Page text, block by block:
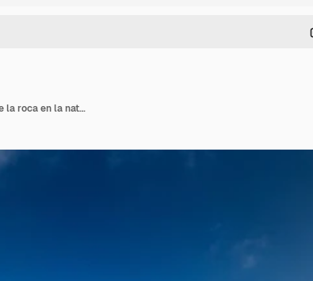
Mano de mujer sosteniendo la cámara y de pie en la cima de la roca en la naturaleza. Concepto de viaje.